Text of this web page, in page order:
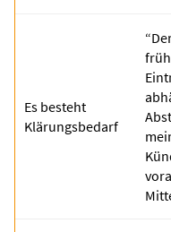
Es besteht
Klärungsbedarf